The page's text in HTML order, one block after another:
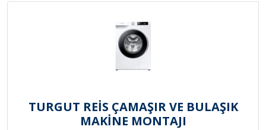
TURGUT REİS ÇAMAŞIR VE BULAŞIK
MAKİNE MONTAJI